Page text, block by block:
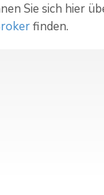
Sie sich hier
finden.